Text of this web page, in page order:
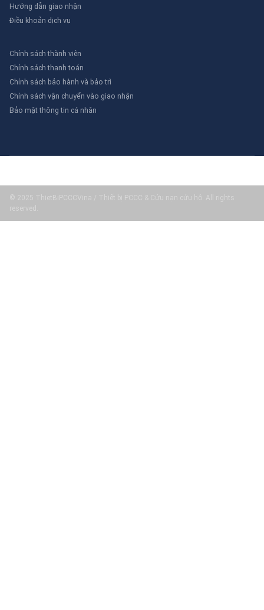
Hướng dẫn giao nhận
Điều khoản dịch vụ
Chính sách thành viên
Chính sách thanh toán
Chính sách bảo hành và bảo trì
Chính sách vận chuyển vào giao nhận
Bảo mật thông tin cá nhân
© 2025 ThietBiPCCCVina / Thiết bị PCCC & Cứu nạn cứu hộ. All rights
reserved.